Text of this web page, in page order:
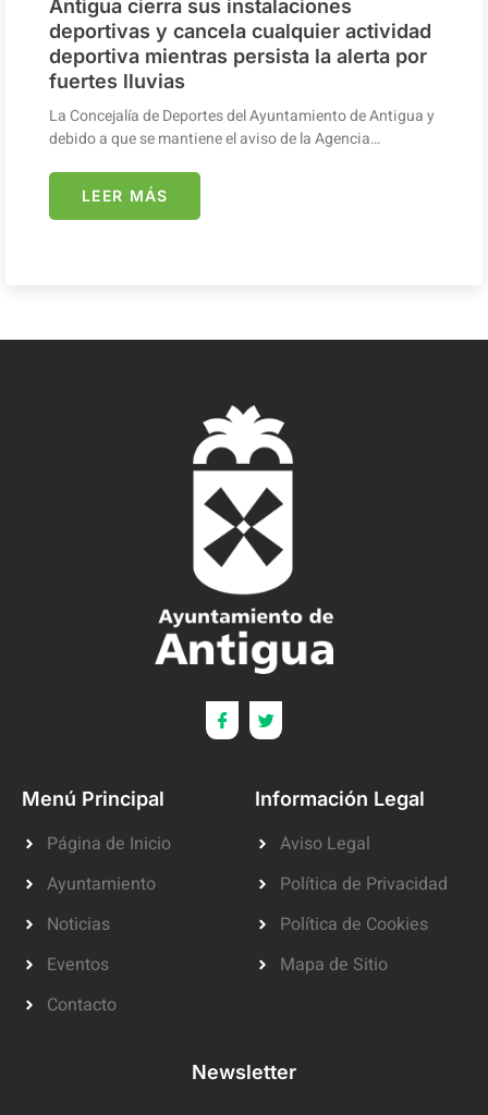
Antigua cierra sus instalaciones
deportivas y cancela cualquier actividad
deportiva mientras persista la alerta por
fuertes lluvias
La Concejalía de Deportes del Ayuntamiento de Antigua y
debido a que se mantiene el aviso de la Agencia…
LEER MÁS
Menú Principal
Página de Inicio
Ayuntamiento
Noticias
Eventos
Contacto
Información Legal
Aviso Legal
Política de Privacidad
Política de Cookies
Mapa de Sitio
Newsletter